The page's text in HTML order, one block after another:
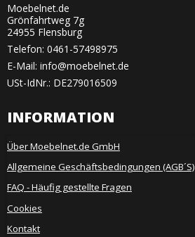
Moebelnet.de
Grönfahrtweg 7g
24955 Flensburg
Telefon: 0461-57498975
E-Mail: info@moebelnet.de
USt-IdNr.: DE279016509
INFORMATION
Über Moebelnet.de GmbH
Allgemeine Geschäftsbedingungen (AGB´S)
FAQ - Häufig gestellte Fragen
Cookies
Kontakt